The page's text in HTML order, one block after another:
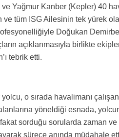
Yağmur Kanber (Kepler) 40
tüm ISG Ailesinin tek yürek
Doğukan
açıklanmasıyla birlikte
tebrik etti.
o sırada havalimanı çalışanı
yöneldiği esnada,
sorduğu sorularda zaman
sürece anında müdahale